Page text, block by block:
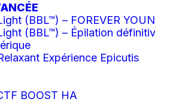
(BBL™) – FOREVER YOUNG
(BBL™) – Épilation définitive
Expérience Epicutis
BOOST HA